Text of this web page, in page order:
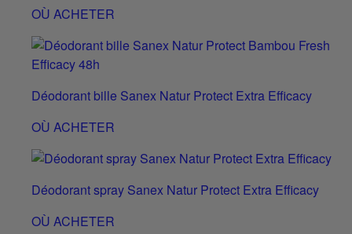
OÙ ACHETER
Déodorant bille Sanex Natur Protect Extra Efficacy
OÙ ACHETER
Déodorant spray Sanex Natur Protect Extra Efficacy
OÙ ACHETER